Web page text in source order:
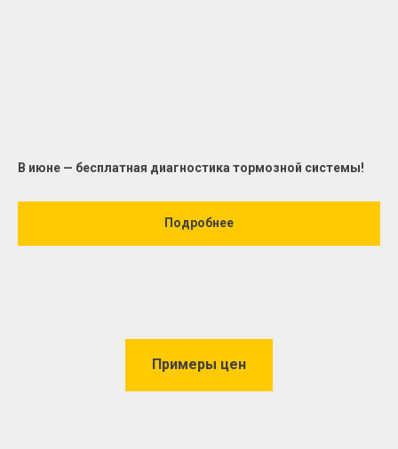
В июне — бесплатная диагностика тормозной системы!
Подробнее
Примеры цен